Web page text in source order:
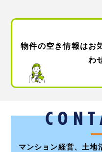
物件の空き情報はお
わ
マンション経営、土地